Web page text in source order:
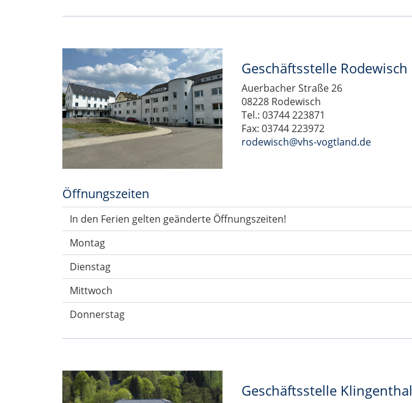
Geschäftsstelle Rodewisch
Auerbacher Straße 26
08228 Rodewisch
Tel.: 03744 223871
Fax: 03744 223972
rodewisch@vhs-vogtland.de
Öffnungszeiten
In den Ferien gelten geänderte Öffnungszeiten!
Montag
Dienstag
Mittwoch
Donnerstag
Geschäftsstelle Klingenthal